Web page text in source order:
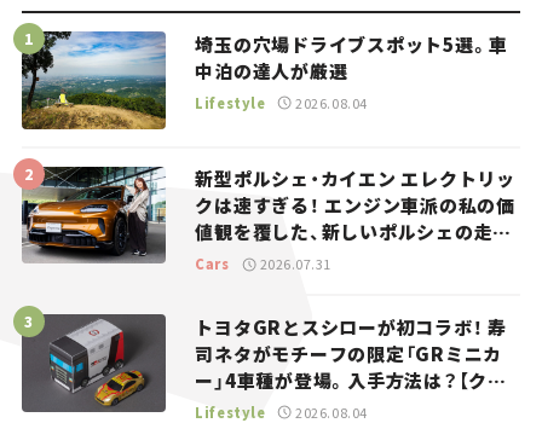
埼玉の穴場ドライブスポット5選。車
中泊の達人が厳選
Lifestyle 2026.08.04
新型ポルシェ・カイエン エレクトリッ
クは速すぎる！ エンジン車派の私の価
値観を覆した、新しいポルシェの走
り。
Cars 2026.07.31
トヨタGRとスシローが初コラボ！ 寿
司ネタがモチーフの限定「GRミニカ
ー」4車種が登場。入手方法は？【クル
マとホビー】
Lifestyle 2026.08.04